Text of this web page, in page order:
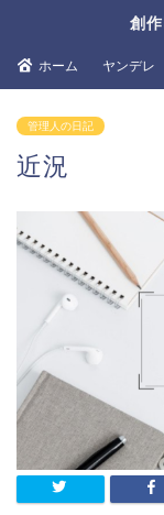
創
ホーム ヤンデレ
管理人の日記
近況